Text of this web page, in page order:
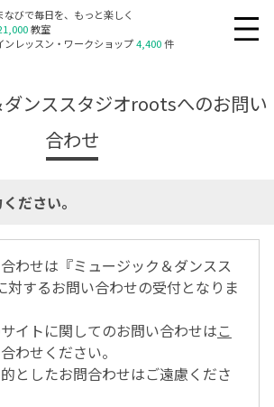
なびで毎日を、もっと楽しく
教室
ンレッスン・ワークショップ4,400件
ダンススタジオrootsへのお問い
合わせ
ださい。
わせは『ミュージック＆ダンスス
するお問い合わせの受付となりま
サイトに関してのお問い合わせはこ
わせください。
としたお問合わせはご遠慮くださ